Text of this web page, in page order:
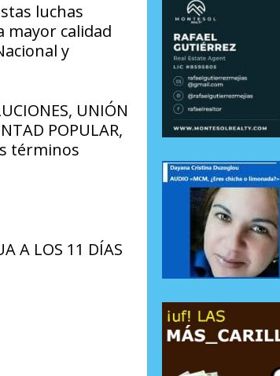
luchas
mayor calidad
y
UNIÓN
POPULAR,
términos
A LOS 11 DÍAS